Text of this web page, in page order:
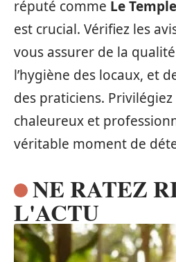
réputé comme Le
est crucial. Vérifiez les
vous assurer de la
l’hygiène des locaux, et
des praticiens.
chaleureux et
véritable moment de
NE RATEZ
L'ACTU